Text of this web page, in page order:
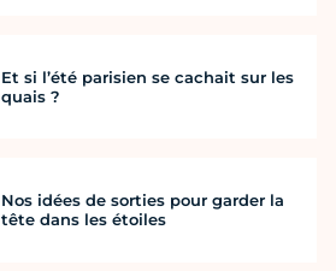
Et si l’été parisien se cachait sur les
quais ?
Nos idées de sorties pour garder la
tête dans les étoiles